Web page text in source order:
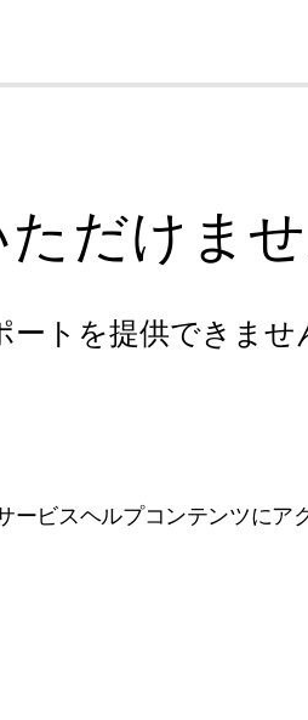
だけま
トを提供できませ
ービスヘルプコンテンツにア